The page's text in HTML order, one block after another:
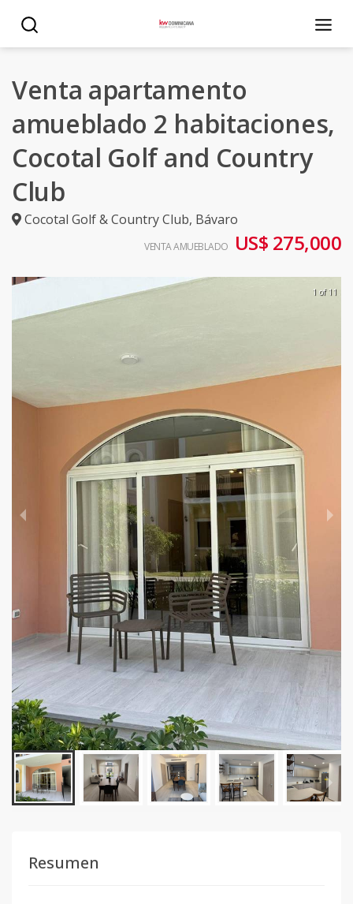
Venta apartamento
amueblado 2 habitaciones,
Cocotal Golf and Country
Club
Cocotal Golf & Country Club, Bávaro
VENTA AMUEBLADO US$ 275,000
1 of 11
Resumen